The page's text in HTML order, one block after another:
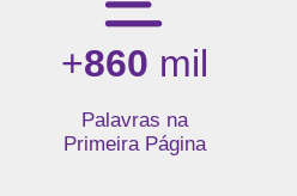
+860 mil
Palavras na
Primeira Página